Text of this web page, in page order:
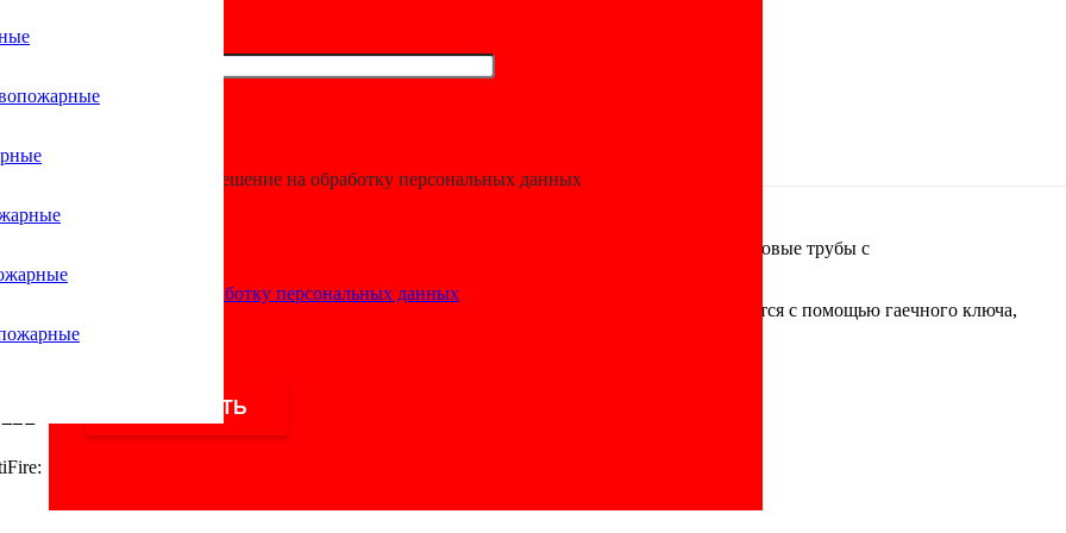
Я даю разрешение на обработку персональных данных
Согласие на обработку персональных данных
Antifire
автоматических установок пожаротушения. Они позволяют соединять полипропиленовые трубы с
устойчивый к воспламенению, и латунную вставку с резьбой. Фиксация осуществляется с помощью гаечного ключа,